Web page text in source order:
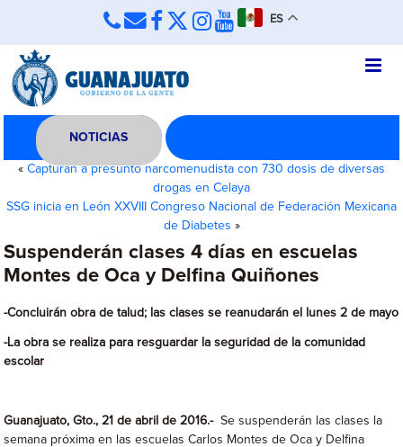
ES
NOTICIAS
« Capturan a presunto narcomenudista con 730 dosis de diversas
drogas en Celaya
SSG inicia en León XXVIII Congreso Nacional de Federación Mexicana
de Diabetes »
Suspenderán clases 4 días en escuelas
Montes de Oca y Delfina Quiñones
-Concluirán obra de talud; las clases se reanudarán el lunes 2 de mayo
-La obra se realiza para resguardar la seguridad de la comunidad
escolar
Guanajuato, Gto., 21 de abril de 2016.-Se suspenderán las clases la
semana próxima en las escuelas Carlos Montes de Oca y Delfina